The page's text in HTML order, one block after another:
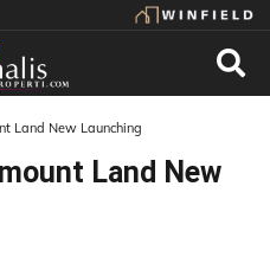
Land New Launching
Land New